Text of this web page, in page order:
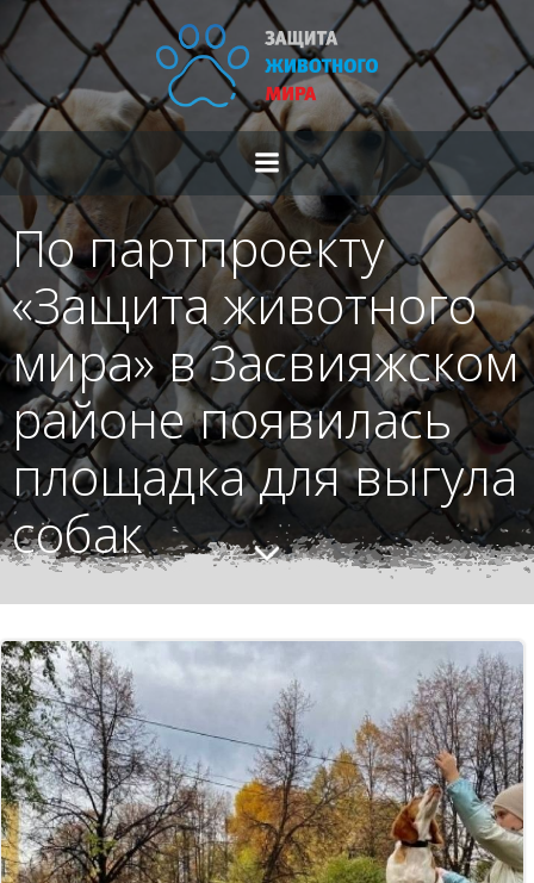
Перейти
к
содержимому
По партпроекту
«Защита животного
мира» в Засвияжском
районе появилась
площадка для выгула
собак